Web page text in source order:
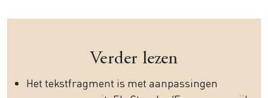
Verder lezen
Het tekstfragment is met aanpassingen